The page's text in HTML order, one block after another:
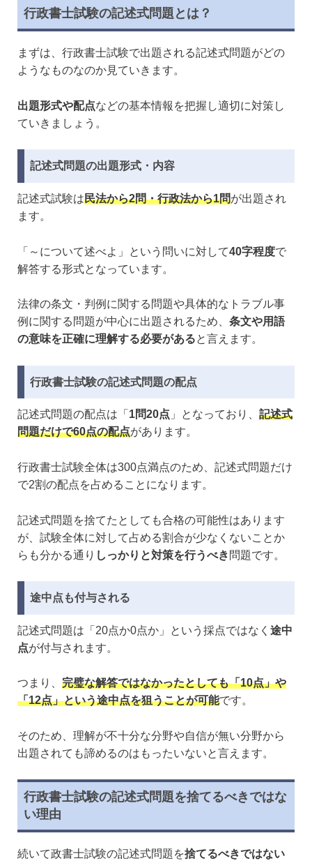
行政書士試験の記述式問題とは？
まずは、行政書士試験で出題される記述式問題がどの
ようなものなのか見ていきます。
出題形式や配点などの基本情報を把握し適切に対策し
ていきましょう。
記述式問題の出題形式・内容
記述式試験は民法から2問・行政法から1問が出題され
ます。
「～について述べよ」という問いに対して40字程度で
解答する形式となっています。
法律の条文・判例に関する問題や具体的なトラブル事
例に関する問題が中心に出題されるため、 条文や用語
の意味を正確に理解する必要があると言えます。
行政書士試験の記述式問題の配点
記述式問題の配点は「 1問20点 」となっており、 記述式
問題だけで60点の配点があります。
行政書士試験全体は300点満点のため、記述式問題だけ
で2割の配点を占めることになります。
記述式問題を捨てたとしても合格の可能性はあります
が、試験全体に対して占める割合が少なくないことか
らも分かる通り しっかりと対策を行うべき 問題です。
途中点も付与される
記述式問題は「20点か0点か」という採点ではなく 途中
点が付与されます。
つまり、 完璧な解答ではなかったとしても「10点」や
「12点」という途中点を狙うことが可能です。
そのため、理解が不十分な分野や自信が無い分野から
出題されても諦めるのはもったいないと言えます。
行政書士試験の記述式問題を捨てるべきではな
い理由
続いて政書士試験の記述式問題を捨てるべきではない